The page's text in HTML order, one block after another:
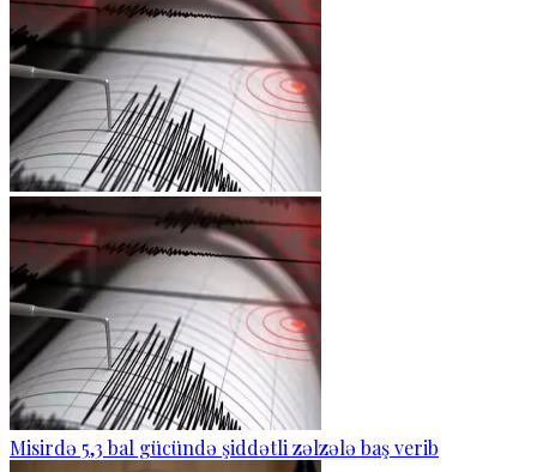
Misirdə 5,3 bal gücündə şiddətli zəlzələ baş verib